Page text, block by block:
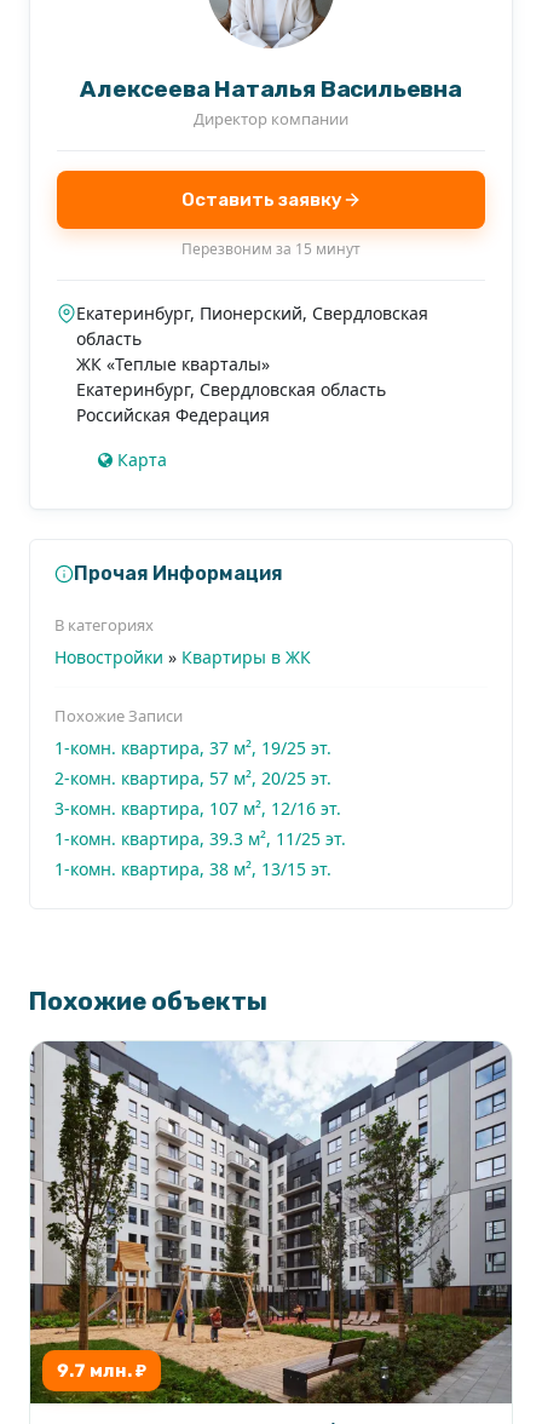
Алексеева Наталья Васильевна
Директор компании
Оставить заявку
Перезвоним за 15 минут
Екатеринбург, Пионерский, Свердловская
область
ЖК «Теплые кварталы»
Екатеринбург, Свердловская область
Российская Федерация
Карта
Прочая Информация
В категориях
Новостройки » Квартиры в ЖК
Похожие Записи
1-комн. квартира, 37 м², 19/25 эт.
2-комн. квартира, 57 м², 20/25 эт.
3-комн. квартира, 107 м², 12/16 эт.
1-комн. квартира, 39.3 м², 11/25 эт.
1-комн. квартира, 38 м², 13/15 эт.
Похожие объекты
9.7 млн. ₽